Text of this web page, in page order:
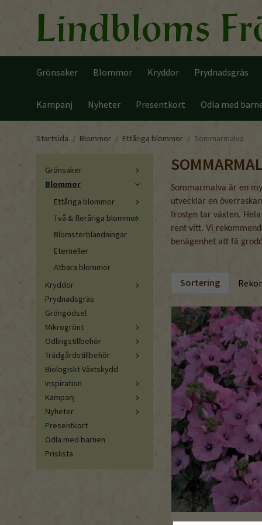
Grönsaker Blommor Kryddor Prydnadsgräs
Kampanj Nyheter Presentkort Odla med
Startsida / Blommor / Ettåriga blommor / Sommarmalva
Grönsaker
Blommor
Ettåriga blommor
Två & fleråriga blommor
Blomsterblandningar
Eterneller
Ätbara blommor
Kryddor
Prydnadsgräs
Gröngödsel
Mikrogrönt
Odlingstillbehör
Trädgårdstillbehör
Biologiskt Växtskydd
Inspiration
Kampanj
Nyheter
Presentkort
Odla med barnen
Prislista
Sommarmalva är en
utvecklar en
frosten tar växten.
rent vitt. Vi
benägenhet att få
Sortering